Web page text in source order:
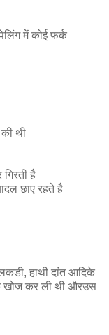
में कोई फर्क
थी
है
छाए रहते है
हाथी दांत आदिके
खोज कर ली थी औरउस